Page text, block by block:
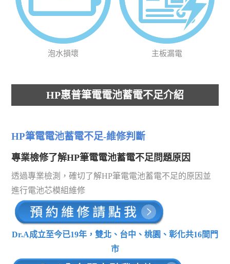
泡水損壞 主板漏電
HP惠普筆電電池蓄電不足介紹
HP筆電電池蓄電不足-維修判斷
專業檢修了解HP筆電電池蓄電不足問題原因
透過專業檢測，確切了解HP筆電電池蓄電不足的原因並
進行電池芯模組維修
Dr.A成立至今已19年，雙北、台中、桃園、彰化共16間門
市